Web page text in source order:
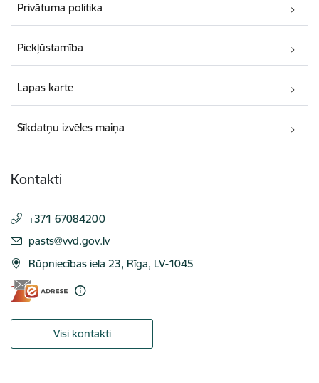
Privātuma politika
Piekļūstamība
Lapas karte
Sīkdatņu izvēles maiņa
Kontakti
+371 67084200
E-pasts:
pasts@vvd.gov.lv
Rūpniecības iela 23, Rīga, LV-1045
Visi kontakti